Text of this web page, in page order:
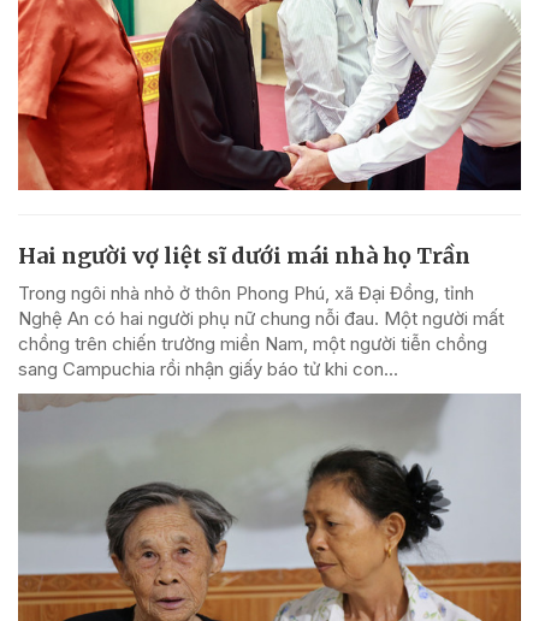
Hai người vợ liệt sĩ dưới mái nhà họ Trần
Trong ngôi nhà nhỏ ở thôn Phong Phú, xã Đại Đồng, tỉnh
Nghệ An có hai người phụ nữ chung nỗi đau. Một người mất
chồng trên chiến trường miền Nam, một người tiễn chồng
sang Campuchia rồi nhận giấy báo tử khi con...